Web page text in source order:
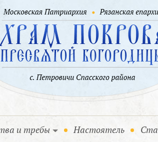
и требы Настоятель